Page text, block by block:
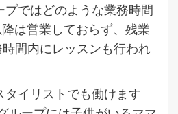
プではどのような業務時間
は営業しておらず、残業
間内にレッスンも行われ
タイリストでも働けます